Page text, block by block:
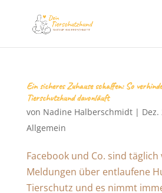
Ein sicheres Zuhause schaffen: So
Tierschutzhund davonläuft
von Nadine Halberschmidt| Dez.
Allgemein
Facebook und Co. sind täglich
Meldungen über entlaufene
Tierschutz und es nimmt